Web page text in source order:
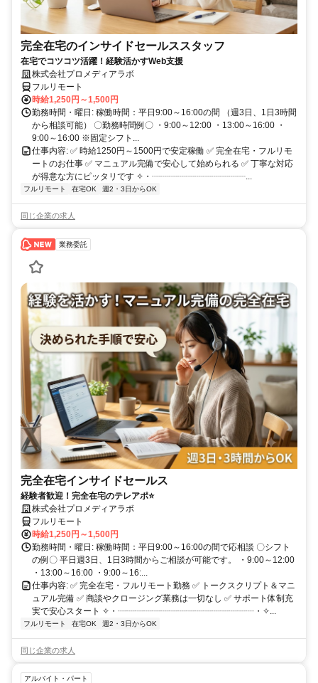
完全在宅のインサイドセールススタッフ
在宅でコツコツ活躍！経験活かすWeb支援
株式会社プロメディアラボ
フルリモート
時給1,250円～1,500円
勤務時間・曜日: 稼働時間：平日9:00～16:00の間 （週3日、1日3時間
から相談可能） 〇勤務時間例〇 ・9:00～12:00 ・13:00～16:00 ・
9:00～16:00 ※固定シフト...
仕事内容: ✅ 時給1250円～1500円で安定稼働 ✅ 完全在宅・フルリモ
ートのお仕事 ✅ マニュアル完備で安心して始められる ✅ 丁寧な対応
が得意な方にピッタリです ✧・┈┈┈┈┈┈┈┈┈┈┈...
フルリモート 在宅OK 週2・3日からOK
同じ企業の求人
業務委託
完全在宅インサイドセールス
経験者歓迎！完全在宅のテレアポ⭐
株式会社プロメディアラボ
フルリモート
時給1,250円～1,500円
勤務時間・曜日: 稼働時間：平日9:00～16:00の間で応相談 〇シフト
の例〇 平日週3日、1日3時間からご相談が可能です。 ・9:00～12:00
・13:00～16:00 ・9:00～16:...
仕事内容: ✅ 完全在宅・フルリモート勤務 ✅ トークスクリプト＆マニ
ュアル完備 ✅ 商談やクロージング業務は一切なし ✅ サポート体制充
実で安心スタート ✧・┈┈┈┈┈┈┈┈┈┈┈┈┈┈┈┈・✧...
フルリモート 在宅OK 週2・3日からOK
同じ企業の求人
アルバイト・パート